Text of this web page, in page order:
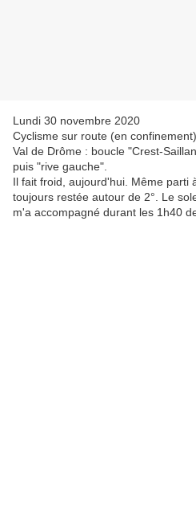
Lundi 30 novembre 2020
Cyclisme sur route (en
Val de Drôme : boucle "Crest-
puis "rive gauche".
Il fait froid, aujourd'hui. Même parti
toujours restée autour de 2°. Le
m'a accompagné durant les 1h40